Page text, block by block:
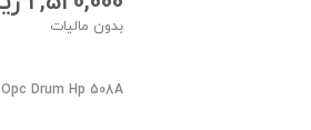
بدون مالیات
Opc Drum Hp 508A